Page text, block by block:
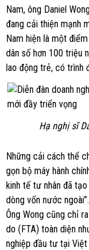
Nam, ông Daniel
đang cải thiện mạnh
Nam hiện là một
dân số hơn 100 triệu
lao động trẻ, có trình
Hạ nghị sĩ
Những cải cách thể
gọn bộ máy hành
kinh tế tư nhân đã
dòng vốn nước ngoài”.
Ông Wong cũng chỉ
do (FTA) toàn diện
nghiệp đầu tư tại